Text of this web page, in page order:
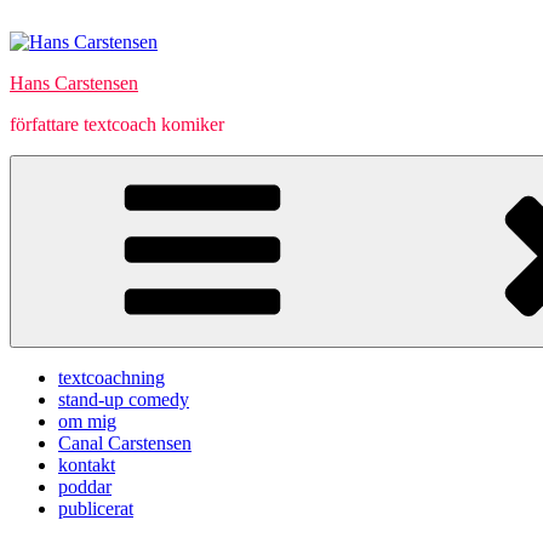
till
Hans Carstensen
författare textcoach komiker
textcoachning
stand-up comedy
om mig
Canal Carstensen
kontakt
poddar
publicerat